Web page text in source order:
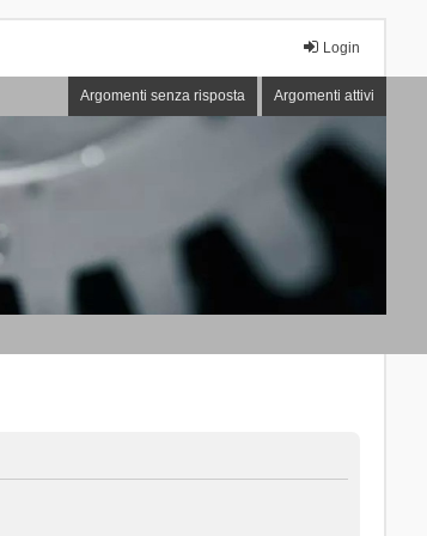
Login
Argomenti senza risposta Argomenti attivi